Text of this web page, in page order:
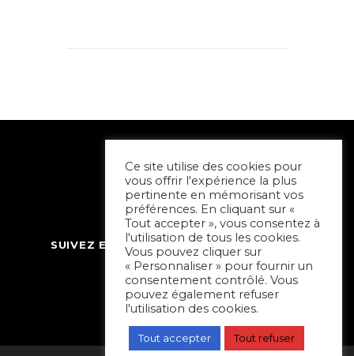
SUIVEZ ET CONTACTEZ SORTIR À NIORT
Ce site utilise des cookies pour
vous offrir l'expérience la plus
pertinente en mémorisant vos
préférences. En cliquant sur «
Tout accepter », vous consentez à
l'utilisation de tous les cookies.
Vous pouvez cliquer sur
« Personnaliser » pour fournir un
consentement contrôlé. Vous
pouvez également refuser
l'utilisation des cookies.
Tout accepter Tout refuser